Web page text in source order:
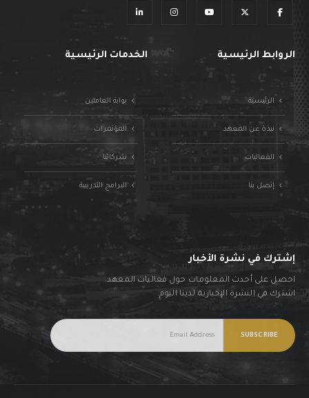
الروابط الرئيسية
الرئيسية
نبذة عن المعهد
الفعاليات
إتصل بنا
الخدمات الرئيسية
بوابة العاملين
المؤتمرات
شركائنا
البرامج التدريبية
إشترك في نشرة الأخبار
احصل على أحدث المعلومات حول فعاليات المعهد.
اشترك في النشرة الإخبارية لدينا اليوم.